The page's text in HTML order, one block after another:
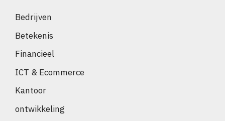
Bedrijven
Betekenis
Financieel
ICT & Ecommerce
Kantoor
ontwikkeling